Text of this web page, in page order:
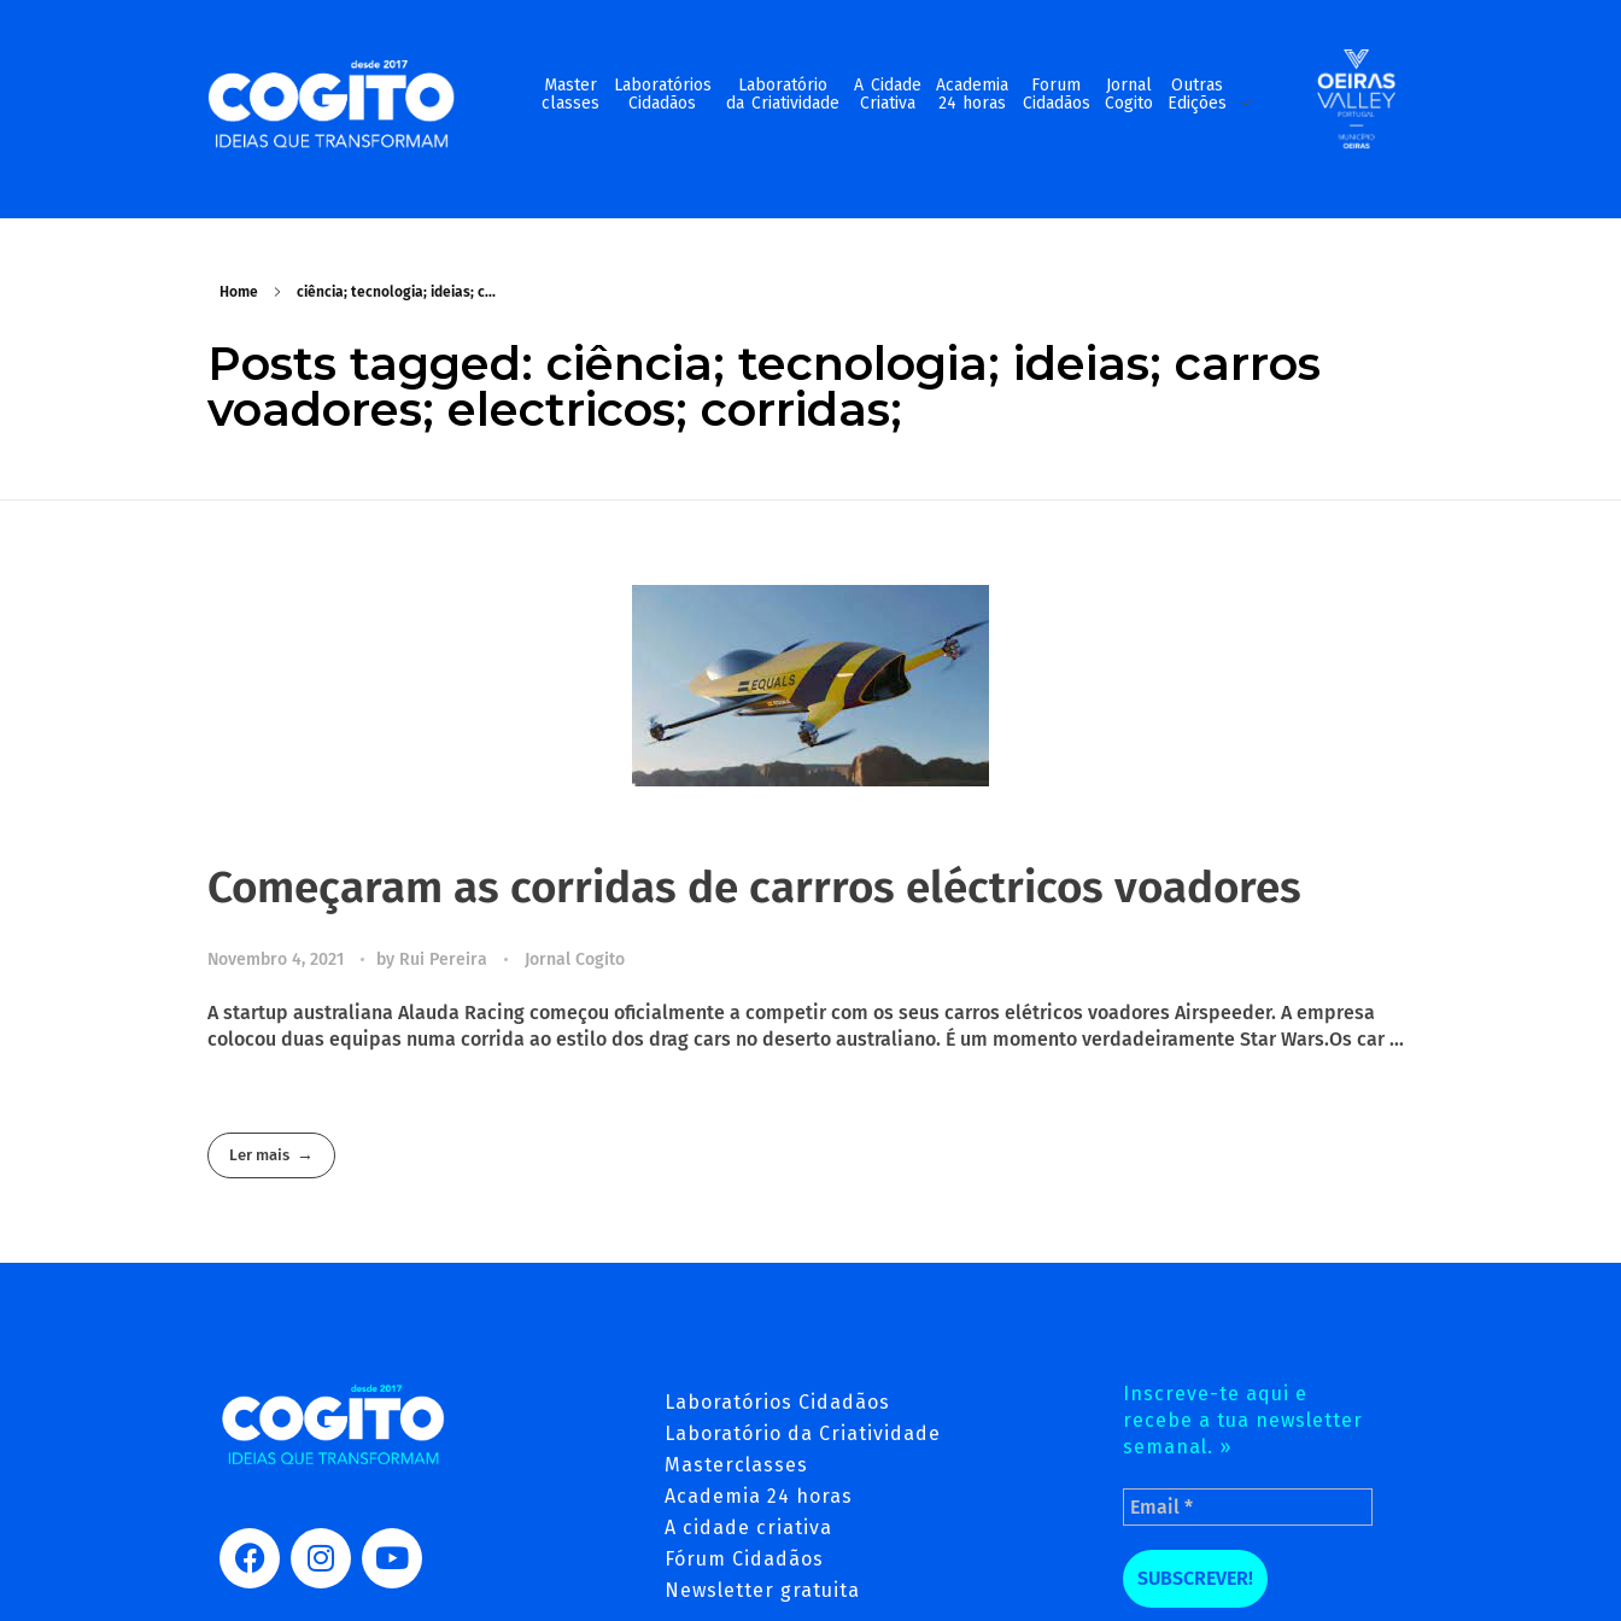
Master
classes
Laboratórios
Cidadãos
Laboratório
da Criatividade
A Cidade
Criativa
Academia
24 horas
Forum
Cidadãos
Jornal
Cogito
Outras
Edições
Home ciência; tecnologia; ideias; c...
Posts tagged: ciência; tecnologia; ideias; carros
voadores; electricos; corridas;
Começaram as corridas de carrros eléctricos voadores
Novembro 4, 2021 by Rui Pereira Jornal Cogito
A startup australiana Alauda Racing começou oficialmente a competir com os seus carros elétricos voadores Airspeeder. A empresa
colocou duas equipas numa corrida ao estilo dos drag cars no deserto australiano. É um momento verdadeiramente Star Wars.Os car ...
Ler mais
Laboratórios Cidadãos
Laboratório da Criatividade
Masterclasses
Academia 24 horas
A cidade criativa
Fórum Cidadãos
Newsletter gratuita
Inscreve-te aqui e
recebe a tua newsletter
semanal. »